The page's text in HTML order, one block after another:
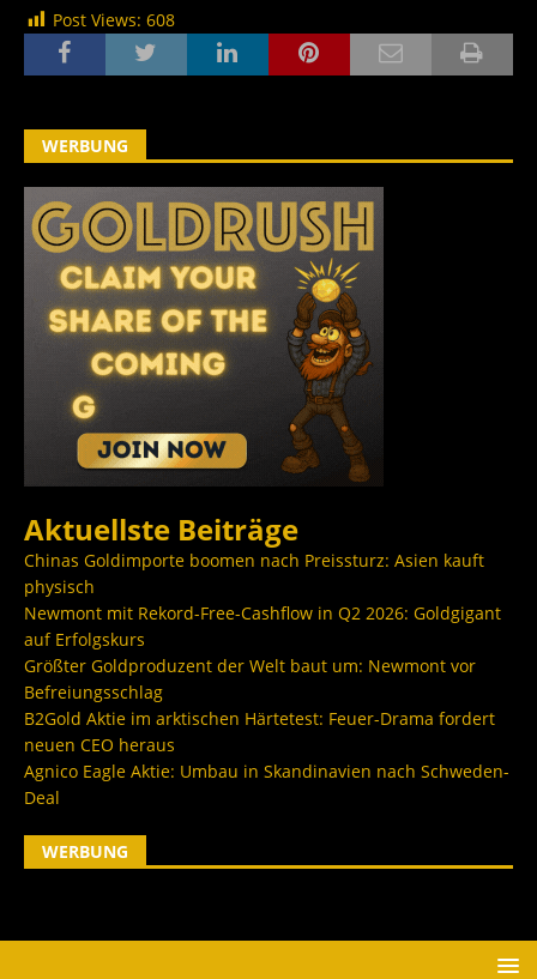
Post Views: 608
WERBUNG
Aktuellste Beiträge
Chinas Goldimporte boomen nach Preissturz: Asien kauft
physisch
Newmont mit Rekord-Free-Cashflow in Q2 2026: Goldgigant
auf Erfolgskurs
Größter Goldproduzent der Welt baut um: Newmont vor
Befreiungsschlag
B2Gold Aktie im arktischen Härtetest: Feuer-Drama fordert
neuen CEO heraus
Agnico Eagle Aktie: Umbau in Skandinavien nach Schweden-
Deal
WERBUNG